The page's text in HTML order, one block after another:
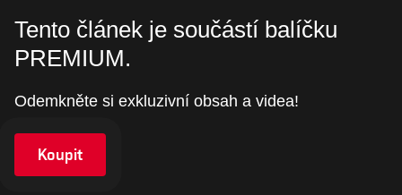
Tento článek je součástí balíčku
PREMIUM.
Odemkněte si exkluzivní obsah a videa!
Koupit